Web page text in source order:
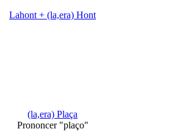
Lahont + (la,era) Hont
(la,era) Plaça
Prononcer "plaço"